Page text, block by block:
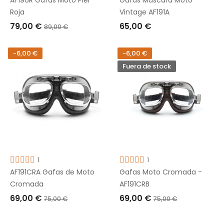
Roja
79,00 € 89,00 €
AÑADIR A LA CESTA
Vintage AF191A
65,00 €
AÑADIR A LA CESTA
-6,00 €
1
AF191CRA Gafas de Moto
Cromada
69,00 € 75,00 €
-6,00 €
Fuera de stock
1
Gafas Moto Cromada -
AF191CRB
69,00 € 75,00 €